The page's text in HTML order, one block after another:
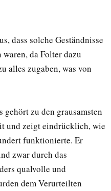
dass solche Geständnisse
da Folter dazu
alles zugaben, was von
zu den grausamsten
und zeigt eindrücklich, wie
funktionierte. Er
zwar durch das
qualvolle und
dem Verurteilten